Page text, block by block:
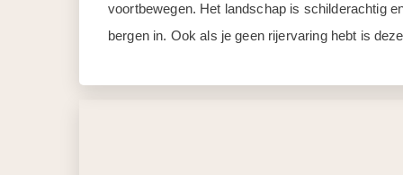
voortbewegen. Het landschap is schilderachtig
bergen in. Ook als je geen rijervaring hebt is